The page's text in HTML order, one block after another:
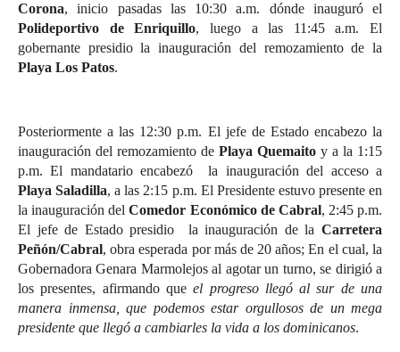
Corona, inicio pasadas las 10:30 a.m. dónde inauguró el
Polideportivo de Enriquillo, luego a las 11:45 a.m. El
gobernante presidio la inauguración del remozamiento de la
Playa Los Patos.
Posteriormente a las 12:30 p.m. El jefe de Estado encabezo la
inauguración del remozamiento de Playa Quemaito y a la 1:15
p.m. El mandatario encabezó la inauguración del acceso a
Playa Saladilla, a las 2:15 p.m. El Presidente estuvo presente en
la inauguración delComedor Económico de Cabral, 2:45 p.m.
El jefe de Estado presidio la inauguración de la Carretera
Peñón/Cabral, obra esperada por más de 20 años; En el cual, la
Gobernadora Genara Marmolejos al agotar un turno, se dirigió a
los presentes, afirmando queel progreso llegó al sur de una
manera inmensa, que podemos estar orgullosos de un mega
presidente que llegó a cambiarles la vida a los dominicanos.